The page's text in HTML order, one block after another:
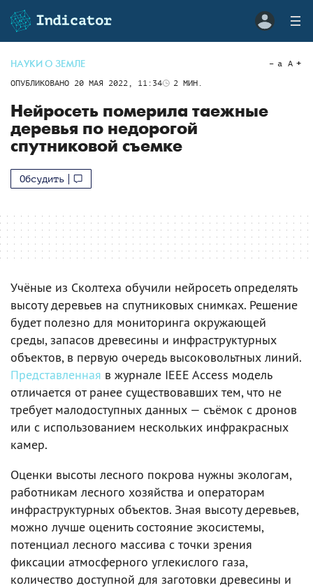
НАУКИ О ЗЕМЛЕ
ОПУБЛИКОВАНО 20 МАЯ 2022, 11:34 2 МИН.
a A
Нейросеть померила таежные
деревья по недорогой
спутниковой съ​​емке
Обсудить
Учёные из Сколтеха обучили нейросеть определять
высоту деревьев на спутниковых снимках. Решение
будет полезно для мониторинга окружающей
среды, запасов древесины и инфраструктурных
объектов, в первую очередь высоковольтных линий.
Представленная в журнале IEEE Access модель
отличается от ранее существовавших тем, что не
требует малодоступных данных — съёмок с дронов
или с использованием нескольких инфракрасных
камер.
Оценки высоты лесного покрова нужны экологам,
работникам лесного хозяйства и операторам
инфраструктурных объектов. Зная высоту деревьев,
можно лучше оценить состояние экосистемы,
потенциал лесного массива с точки зрения
фиксации атмосферного углекислого газа,
количество доступной для заготовки древесины и